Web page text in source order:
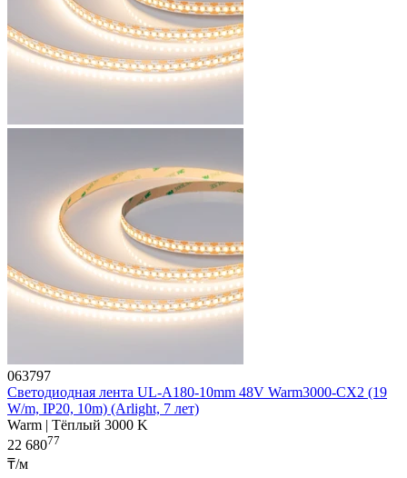
063797
Светодиодная лента UL-A180-10mm 48V Warm3000-CX2 (19
W/m, IP20, 10m) (Arlight, 7 лет)
Warm | Тёплый 3000 K
22 68077
₸/м